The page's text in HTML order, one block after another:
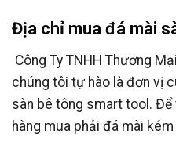
Địa chỉ mua đá mài
Công Ty TNHH Thương
chúng tôi tự hào là đơn vị
sàn bê tông smart tool. Để
hàng mua phải đá mài